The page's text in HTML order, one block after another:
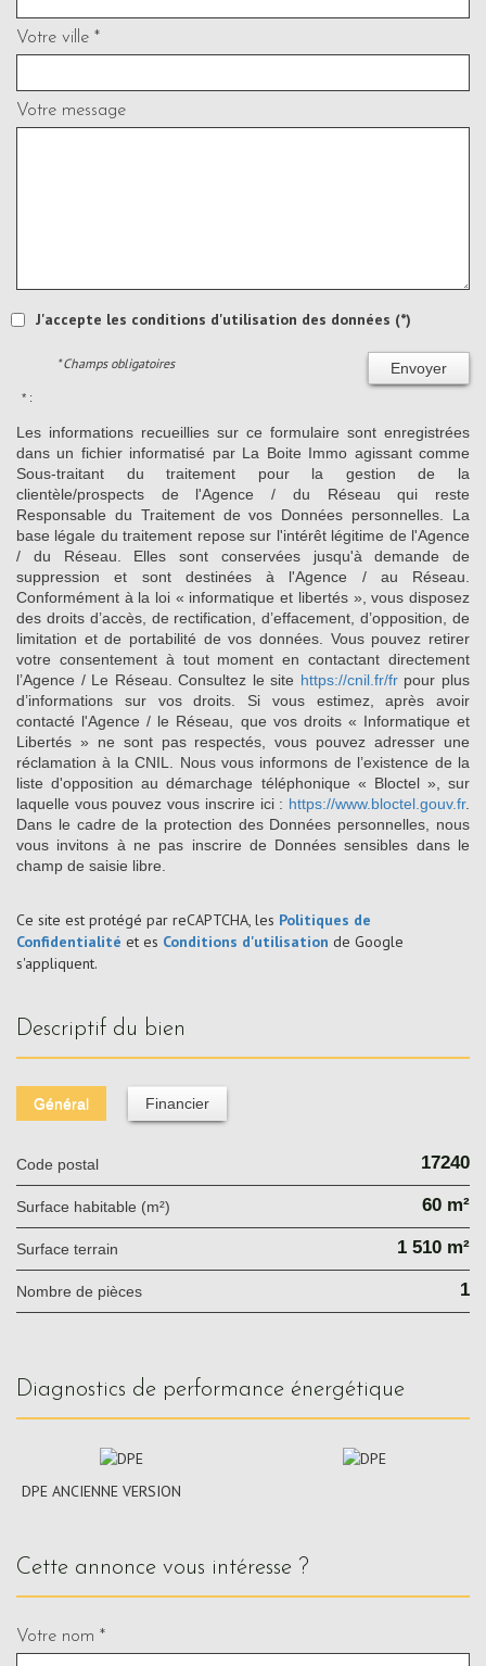
Votre ville *
Votre message
J'accepte les conditions d'utilisation des données (*)
Envoyer
* Champs obligatoires
* :
Les informations recueillies sur ce formulaire sont enregistrées
dans un fichier informatisé par La Boite Immo agissant comme
Sous-traitant du traitement pour la gestion de la
clientèle/prospects de l'Agence / du Réseau qui reste
Responsable du Traitement de vos Données personnelles. La
base légale du traitement repose sur l'intérêt légitime de l'Agence
/ du Réseau. Elles sont conservées jusqu'à demande de
suppression et sont destinées à l'Agence / au Réseau.
Conformément à la loi « informatique et libertés », vous disposez
des droits d’accès, de rectification, d’effacement, d’opposition, de
limitation et de portabilité de vos données. Vous pouvez retirer
votre consentement à tout moment en contactant directement
l’Agence / Le Réseau. Consultez le site https://cnil.fr/frpour plus
d’informations sur vos droits. Si vous estimez, après avoir
contacté l'Agence / le Réseau, que vos droits « Informatique et
Libertés » ne sont pas respectés, vous pouvez adresser une
réclamation à la CNIL. Nous vous informons de l’existence de la
liste d'opposition au démarchage téléphonique « Bloctel », sur
laquelle vous pouvez vous inscrire ici : https://www.bloctel.gouv.fr.
Dans le cadre de la protection des Données personnelles, nous
vous invitons à ne pas inscrire de Données sensibles dans le
champ de saisie libre.
Ce site est protégé par reCAPTCHA, les Politiques de
Confidentialité et es Conditions d'utilisation de Google
s'appliquent.
descriptif du bien
Général Financier
Code postal 17240
Surface habitable (m²) 60 m²
surface terrain 1 510 m²
Nombre de pièces 1
diagnostics de performance énergétique
DPE ANCIENNE VERSION
cette annonce vous intéresse ?
Votre nom *